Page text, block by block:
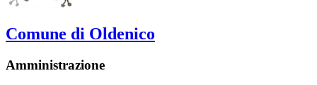
Comune di Oldenico
Amministrazione